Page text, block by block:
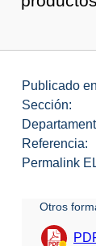
Publicado
Sección:
Referencia:
Permalink
Otros